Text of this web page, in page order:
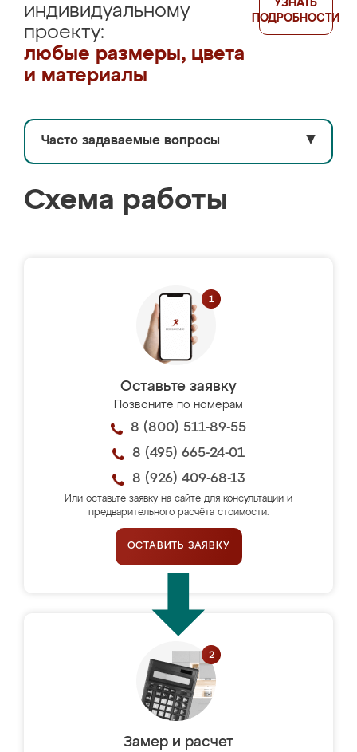
индивидуальному
проекту:
любые размеры, цвета
и материалы
УЗНАТЬ
ПОДРОБНОСТИ
Часто задаваемые вопросы ▼
Схема работы
Оставьте заявку
Позвоните по номерам
8 (800) 511-89-55
8 (495) 665-24-01
8 (926) 409-68-13
Или оставьте заявку на сайте для консультации и
предварительного расчёта стоимости.
ОСТАВИТЬ ЗАЯВКУ
Замер и расчет